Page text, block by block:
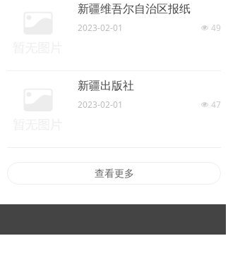
新疆维吾尔自治区报纸
넶 49
2023-02-01
新疆出版社
넶 47
2023-02-01
查看更多